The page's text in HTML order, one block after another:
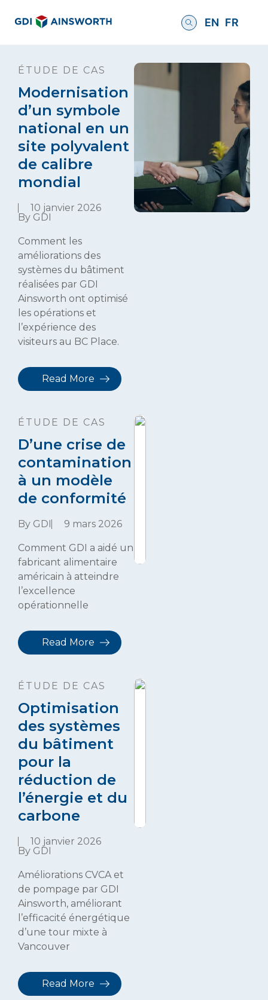
EN FR
ÉTUDE DE CAS
Modernisation
d’un symbole
national en un
site polyvalent
de calibre
mondial
10 janvier 2026
By GDI
Comment les
améliorations des
systèmes du bâtiment
réalisées par GDI
Ainsworth ont optimisé
les opérations et
l’expérience des
visiteurs au BC Place.
Read More
ÉTUDE DE CAS
D’une crise de
contamination
à un modèle
de conformité
9 mars 2026
By GDI
Comment GDI a aidé un
fabricant alimentaire
américain à atteindre
l’excellence
opérationnelle
Read More
ÉTUDE DE CAS
Optimisation
des systèmes
du bâtiment
pour la
réduction de
l’énergie et du
carbone
10 janvier 2026
By GDI
Améliorations CVCA et
de pompage par GDI
Ainsworth, améliorant
l’efficacité énergétique
d’une tour mixte à
Vancouver
Read More